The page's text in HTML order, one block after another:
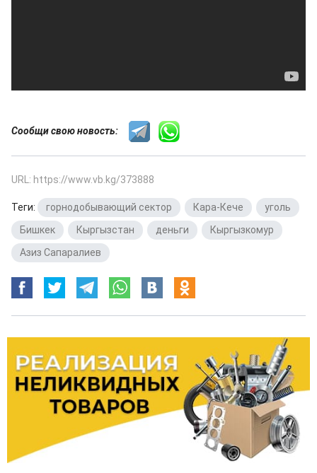
Сообщи свою новость:
URL: https://www.vb.kg/373888
Теги: горнодобывающий сектор Кара-Кече уголь
Бишкек
Кыргызстан деньги Кыргызкомур
Азиз Сапаралиев